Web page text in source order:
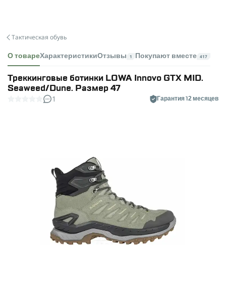
Тактическая обувь
О товареХарактеристикиОтзывы 1 Покупают вместе 417
Треккинговые ботинки LOWA Innovo GTX MID.
Seaweed/Dune. Размер 47
1 Гарантия 12 месяцев